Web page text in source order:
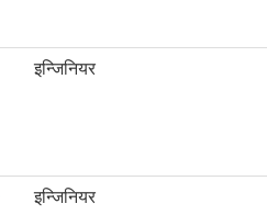
इन्जिनियर
इन्जिनियर